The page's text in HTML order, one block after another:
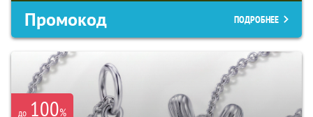
Промокод ПОДРОБНЕЕ
до 100%